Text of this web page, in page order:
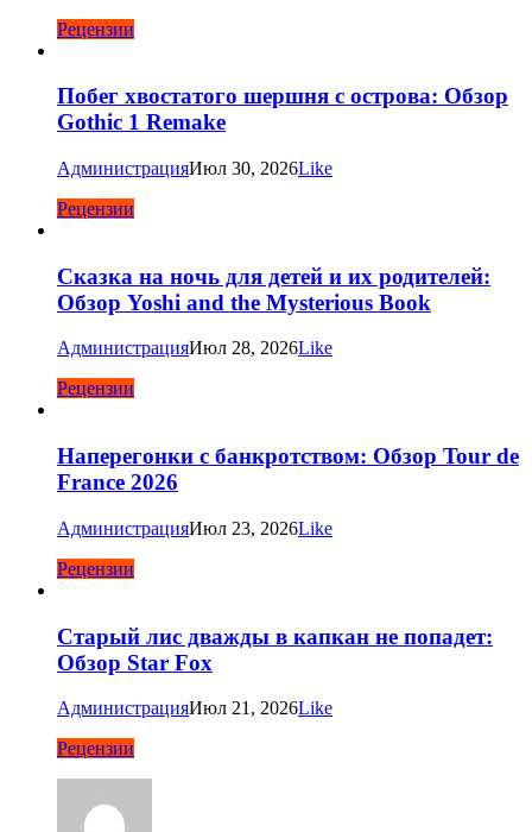
Рецензии
Побег хвостатого шершня с острова: Обзор
Gothic 1 Remake
АдминистрацияИюл 30, 2026Like
Рецензии
Сказка на ночь для детей и их родителей:
Обзор Yoshi and the Mysterious Book
АдминистрацияИюл 28, 2026Like
Рецензии
Наперегонки с банкротством: Обзор Tour de
France 2026
АдминистрацияИюл 23, 2026Like
Рецензии
Старый лис дважды в капкан не попадет:
Обзор Star Fox
АдминистрацияИюл 21, 2026Like
Рецензии